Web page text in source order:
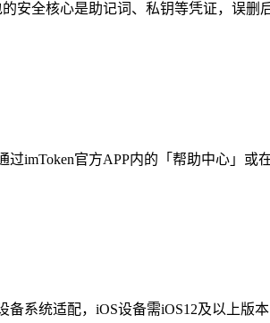
安全核心是助记词、私钥等凭证，误删
imToken官方APP内的「帮助中心」或
系统适配，iOS设备需iOS12及以上版